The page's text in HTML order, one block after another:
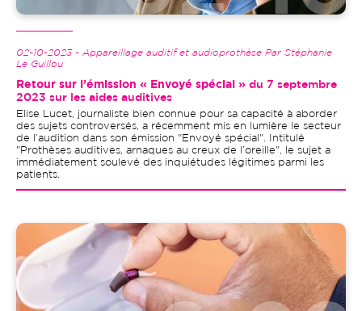
02-10-2023 - Appareillage auditif et audioprothèse Par Stéphanie
Le Guillou
Retour sur l’émission « Envoyé spécial » du 7 septembre
2023 sur les aides auditives
Elise Lucet, journaliste bien connue pour sa capacité à aborder
des sujets controversés, a récemment mis en lumière le secteur
de l’audition dans son émission "Envoyé spécial". Intitulé
"Prothèses auditives, arnaques au creux de l’oreille", le sujet a
immédiatement soulevé des inquiétudes légitimes parmi les
patients.
Image